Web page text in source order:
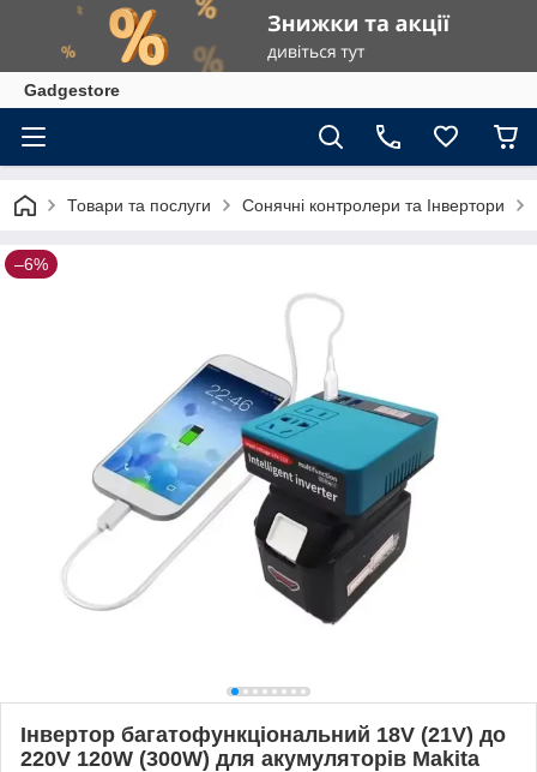
Gadgestore
Товари та послуги Сонячні контролери та Інвертори
–6%
Інвертор багатофункціональний 18V (21V) до
220V 120W (300W) для акумуляторів Makita